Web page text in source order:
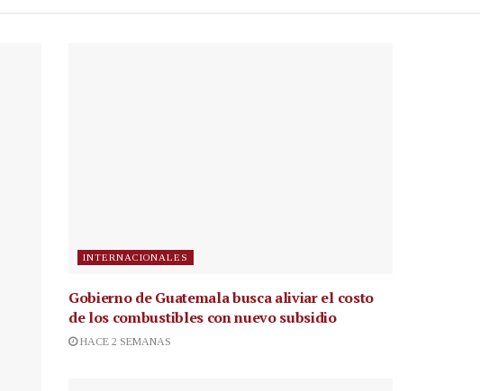
INTERNACIONALES
Gobierno de Guatemala busca aliviar el costo
de los combustibles con nuevo subsidio
HACE 2 SEMANAS